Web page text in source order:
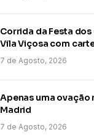
Corrida da Festa
Vila Viçosa com
7 de Agosto, 2026
Apenas uma ovação
Madrid
7 de Agosto, 2026